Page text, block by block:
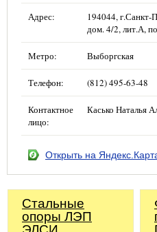
Адрес:
194044, г.Санкт-
дом. 4/2, лит.А,
Метро: Выборгская
Телефон: (812) 495-63-48
Контактное
лицо:
Касько Наталья
Открыть на
Стальные
опоры ЛЭП